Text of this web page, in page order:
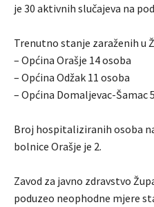
je 30 aktivnih slučajeva na
Trenutno stanje zaraženih u
– Općina Orašje 14 osoba
– Općina Odžak 11 osoba
– Općina Domaljevac-Šamac
Broj hospitaliziranih osoba
bolnice Orašje je 2.
Zavod za javno zdravstvo
poduzeo neophodne mjere